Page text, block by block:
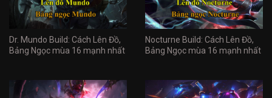
Dr. Mundo Build: Cách Lên Đồ,
Bảng Ngọc mùa 16 mạnh nhất
Nocturne Build: Cách Lên Đồ,
Bảng Ngọc mùa 16 mạnh nhất